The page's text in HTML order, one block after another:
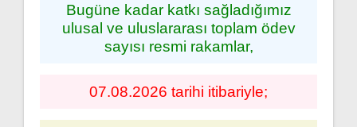
Bugüne kadar katkı sağladığımız
ulusal ve uluslararası toplam ödev
sayısı resmi rakamlar,
07.08.2026 tarihi itibariyle;